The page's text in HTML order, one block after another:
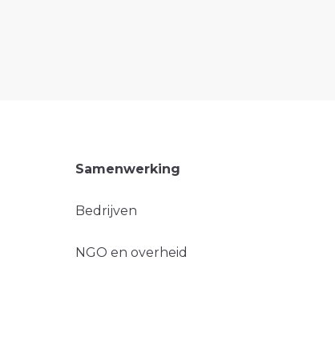
Samenwerking
Bedrijven
NGO en overheid